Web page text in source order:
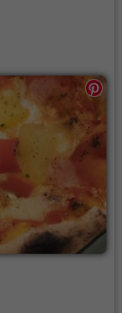
und vegane
Genießer
hier alles, was das
Biergarten
und sich
Getränken
sucht, ist